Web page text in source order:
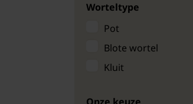
Worteltype
Pot
Blote wortel
Kluit